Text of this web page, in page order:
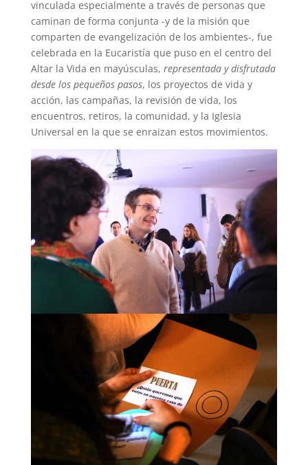
vinculada especialmente a través de personas que
caminan de forma conjunta -y de la misión que
comparten de evangelización de los ambientes-, fue
celebrada en la Eucaristía que puso en el centro del
Altar la Vida en mayúsculas, representada y disfrutada
desde los pequeños pasos, los proyectos de vida y
acción, las campañas, la revisión de vida, los
encuentros, retiros, la comunidad, y la Iglesia
Universal en la que se enraizan estos movimientos.